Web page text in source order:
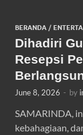
BERANDA /
Dihadiri
Resepsi
June 8, 2026 - by
SAMARINDA,
kebahagiaan,